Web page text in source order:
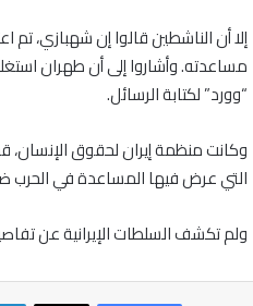
إلا أن الناشطين قالوا إن شهبازي، تم
مساعدته. وأشاروا إلى أن طهران
“وورد” لكتابة الرسائل.
وكانت منظمة إيران لحقوق الإنسان،
التي عرض فيها المساعدة في الحرب
ولم تكشف السلطات الإيرانية عن